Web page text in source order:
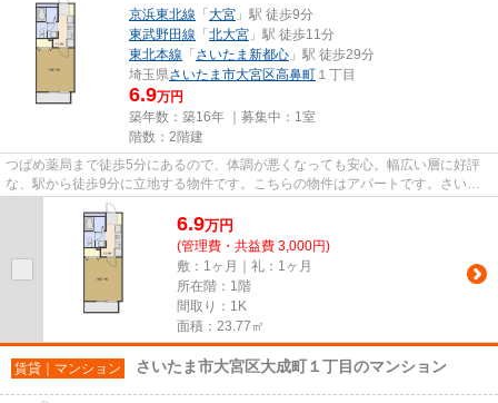
京浜東北線 「 大宮 」駅 徒歩9分
東武野田線 「 北大宮 」駅 徒歩11分
東北本線 「 さいたま新都心 」駅 徒歩29分
埼玉県さいたま市大宮区高鼻町 １丁目
6.9万円
築年数：築16年 ｜募集中： 1室
階数：2階建
つばめ薬局まで徒歩5分にあるので、体調が悪くなっても安心。幅広い層に好評
な、駅から徒歩9分に立地する物件です。こちらの物件はアパートです。さいた
ま市大宮区で物件をお探しなら...
6.9万円
(管理費・共益費 3,000円)
敷：1ヶ月｜礼：1ヶ月
所在階：1階
間取り：1K
面積：23.77㎡
賃貸｜マンション さいたま市大宮区大成町１丁目のマンション